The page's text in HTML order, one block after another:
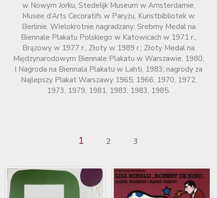
w Nowym Jorku, Stedelijk Museum w Amsterdamie,
Musee d’Arts Cecoratifs w Paryżu, Kunstbibliotek w
Berlinie. Wielokrotnie nagradzany: Srebrny Medal na
Biennale Plakatu Polskiego w Katowicach w 1971 r.,
Brązowy w 1977 r., Złoty w 1989 r.; Złoty Medal na
Międzynarodowym Biennale Plakatu w Warszawie, 1980;
I Nagroda na Biennala Plakatu w Lahti, 1983; nagrody za
Najlepszy Plakat Warszawy 1965, 1966, 1970, 1972,
1973, 1979, 1981, 1983, 1983, 1985.
1 2 3